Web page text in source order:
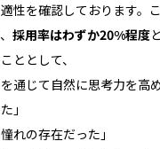
性を確認しております。
採用率はわずか20%程度
ととして、
通じて自然に思考力を高
」
れの存在だった」